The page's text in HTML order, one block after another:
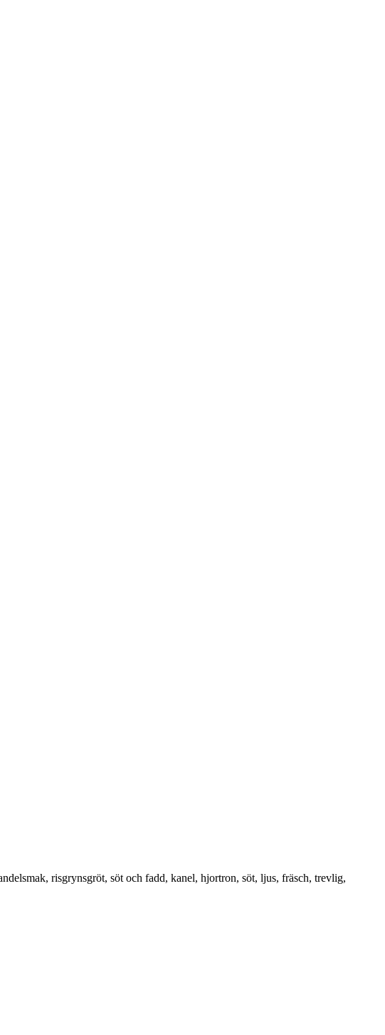
risgrynsgröt, söt och fadd, kanel, hjortron, söt, ljus, fräsch, trevlig,